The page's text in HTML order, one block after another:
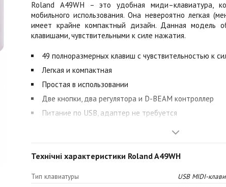
Roland A49WH – это удобная миди–клавиатура,
мобильного использования. Она невероятно легкая
имеет крайне компактный дизайн. Данная модель
клавишами, чувствительными к силе нажатия.
49 полноразмерных клавиш с чувствительностью к
Легкая и компактная
Простая в использовании
Две кнопки, два регулятора и D-BEAM контроллер
Питание по USB, адаптер не требуется
Отличные клавиши, полный контроль
А-49 имеет закругленные края клавиш для
комфортного исполнения глиссандо. Другие
Технічні характеристики Roland A49WH
Тип клавиатуры USB MIDI-